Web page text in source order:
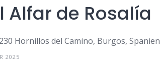
Alfar de Rosalía
Hornillos del Camino, Burgos, Spanien
2025